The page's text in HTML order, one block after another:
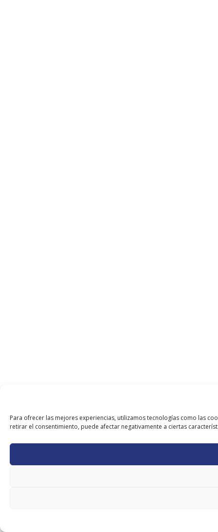
Para ofrecer las mejores experiencias, utilizamos tecnologías como las
retirar el consentimiento, puede afectar negativamente a ciertas